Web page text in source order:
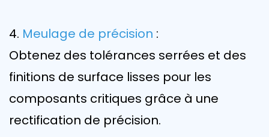
4. Meulage de précision :
Obtenez des tolérances serrées et des
finitions de surface lisses pour les
composants critiques grâce à une
rectification de précision.